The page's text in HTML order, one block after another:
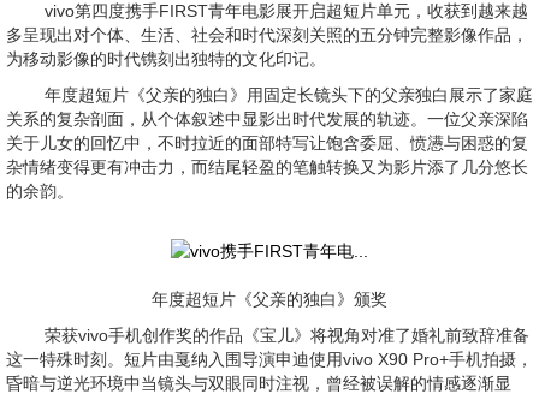
vivo第四度携手FIRST青年电影展开启超短片单元，收获到越来越
多呈现出对个体、生活、社会和时代深刻关照的五分钟完整影像作品，
为移动影像的时代镌刻出独特的文化印记。
年度超短片《父亲的独白》用固定长镜头下的父亲独白展示了家庭
关系的复杂剖面，从个体叙述中显影出时代发展的轨迹。一位父亲深陷
关于儿女的回忆中，不时拉近的面部特写让饱含委屈、愤懑与困惑的复
杂情绪变得更有冲击力，而结尾轻盈的笔触转换又为影片添了几分悠长
的余韵。
年度超短片《父亲的独白》颁奖
荣获vivo手机创作奖的作品《宝儿》将视角对准了婚礼前致辞准备
这一特殊时刻。短片由戛纳入围导演申迪使用vivo X90 Pro+手机拍摄，
昏暗与逆光环境中当镜头与双眼同时注视，曾经被误解的情感逐渐显